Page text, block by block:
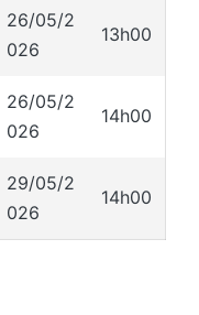
26/05/2
026
13h00
26/05/2
026
14h00
29/05/2
026
14h00